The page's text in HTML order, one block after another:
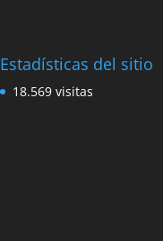
Estadísticas del sitio
18.569 visitas